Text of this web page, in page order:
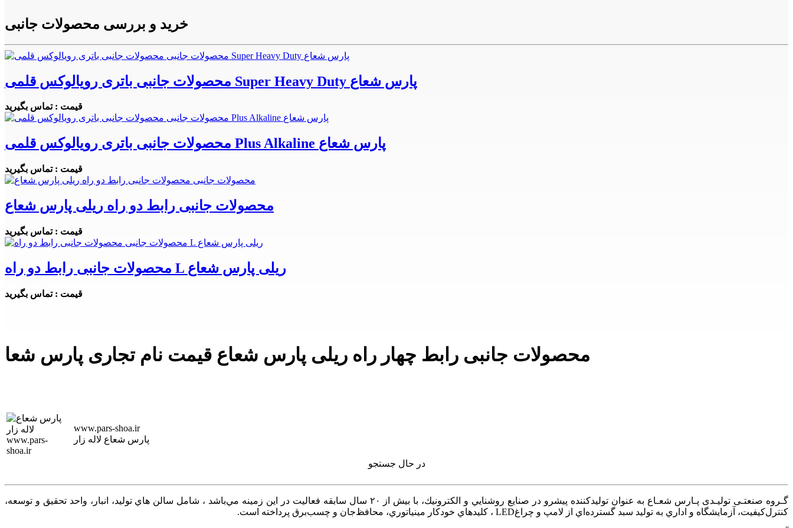
خرید و بررسی محصولات جانبی
محصولات جانبی باتری رویالوکس قلمی Super Heavy Duty پارس شعاع
قیمت : تماس بگیرید
محصولات جانبی باتری رویالوکس قلمی Plus Alkaline پارس شعاع
قیمت : تماس بگیرید
محصولات جانبی رابط دو راه ریلی پارس شعاع
قیمت : تماس بگیرید
محصولات جانبی رابط دو راه L ریلی پارس شعاع
قیمت : تماس بگیرید
محصولات جانبی رابط چهار راه ریلی پارس شعاع قیمت نام تجاری پارس شعا
www.pars-shoa.ir
پارس شعاع لاله زار
در حال جستجو
گـروه صنعتـی تولیـدی پـارس شعـاع به عنوان توليدكننده پيشرو در صنايع روشنايي و الكترونيك، با بيش از ۲۰ سال سابقه فعاليت در اين زمينه‌ مي‌باشد ، شامل سالن هاي توليد، انبار، واحد تحقيق و توسعه،
كنترل‌كيفيت، آزمايشگاه و اداري به توليد سبد گسترده‌اي از لامپ و چراغ‌LED ، كليدهاي خودكار مينياتوري، محافظ‌جان و چسب‌برق پرداخته است.